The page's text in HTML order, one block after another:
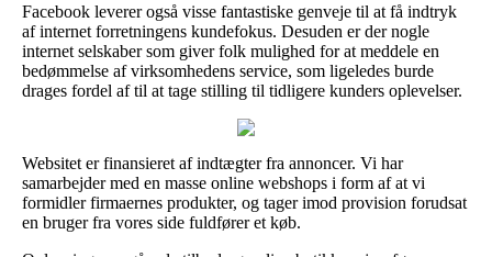
Facebook leverer også visse fantastiske genveje til at få indtryk
af internet forretningens kundefokus. Desuden er der nogle
internet selskaber som giver folk mulighed for at meddele en
bedømmelse af virksomhedens service, som ligeledes burde
drages fordel af til at tage stilling til tidligere kunders oplevelser.
Websitet er finansieret af indtægter fra annoncer. Vi har
samarbejder med en masse online webshops i form af at vi
formidler firmaernes produkter, og tager imod provision forudsat
en bruger fra vores side fuldfører et køb.